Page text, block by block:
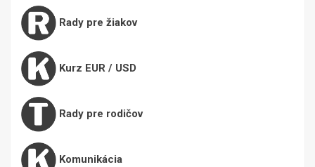
Rady pre žiakov
Kurz EUR / USD
Rady pre rodičov
Komunikácia